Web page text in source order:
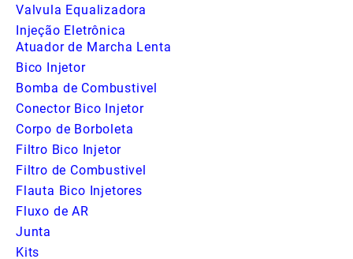
Valvula Equalizadora
Injeção Eletrônica
Atuador de Marcha Lenta
Bico Injetor
Bomba de Combustivel
Conector Bico Injetor
Corpo de Borboleta
Filtro Bico Injetor
Filtro de Combustivel
Flauta Bico Injetores
Fluxo de AR
Junta
Kits